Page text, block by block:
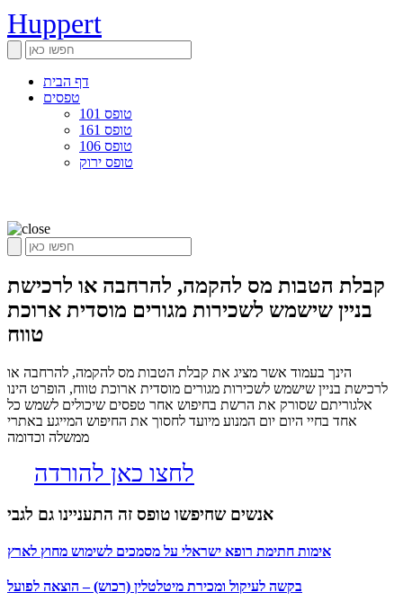
Huppert
דף הבית
טפסים
טופס 101
טופס 161
טופס 106
טופס ירוק
קבלת הטבות מס להקמה, להרחבה או לרכישת
בניין שישמש לשכירות מגורים מוסדית ארוכת
טווח
הינך בעמוד אשר מציג את קבלת הטבות מס להקמה, להרחבה או
לרכישת בניין שישמש לשכירות מגורים מוסדית ארוכת טווח, הופרט הינו
אלגוריתם שסורק את הרשת בחיפוש אחר טפסים שיכולים לשמש כל
אחד בחיי היום יום המנוע מיועד לחסוך את החיפוש המייגע באתרי
ממשלה וכדומה
לחצו כאן להורדה
אנשים שחיפשו טופס זה התעניינו גם לגבי
אימות חתימת רופא ישראלי על מסמכים לשימוש מחוץ לארץ
בקשה לעיקול ומכירת מיטלטלין (רכוש) – הוצאה לפועל